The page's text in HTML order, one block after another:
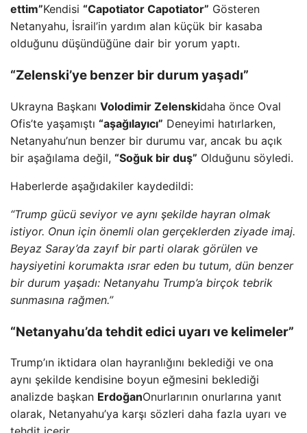
ettim”Kendisi “Capotiator Capotiator” Gösteren
Netanyahu, İsrail’in yardım alan küçük bir kasaba
olduğunu düşündüğüne dair bir yorum yaptı.
“Zelenski’ye benzer bir durum yaşadı”
Ukrayna Başkanı Volodimir Zelenskidaha önce Oval
Ofis’te yaşamıştı “aşağılayıcı” Deneyimi hatırlarken,
Netanyahu’nun benzer bir durumu var, ancak bu açık
bir aşağılama değil, “Soğuk bir duş” Olduğunu söyledi.
Haberlerde aşağıdakiler kaydedildi:
“Trump gücü seviyor ve aynı şekilde hayran olmak
istiyor. Onun için önemli olan gerçeklerden ziyade imaj.
Beyaz Saray’da zayıf bir parti olarak görülen ve
haysiyetini korumakta ısrar eden bu tutum, dün benzer
bir durum yaşadı: Netanyahu Trump’a birçok tebrik
sunmasına rağmen.”
“Netanyahu’da tehdit edici uyarı ve kelimeler”
Trump’ın iktidara olan hayranlığını beklediği ve ona
aynı şekilde kendisine boyun eğmesini beklediği
analizde başkan ErdoğanOnurlarının onurlarına yanıt
olarak, Netanyahu’ya karşı sözleri daha fazla uyarı ve